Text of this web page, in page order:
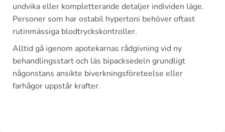
undvika eller kompletterande detaljer individen läge.
Personer som har ostabil hypertoni behöver oftast
rutinmässiga blodtryckskontroller.
Alltid gå igenom apotekarnas rådgivning vid ny
behandlingsstart och läs bipacksedeln grundligt
någonstans ansikte biverkningsföreteelse eller
farhågor uppstår krafter.